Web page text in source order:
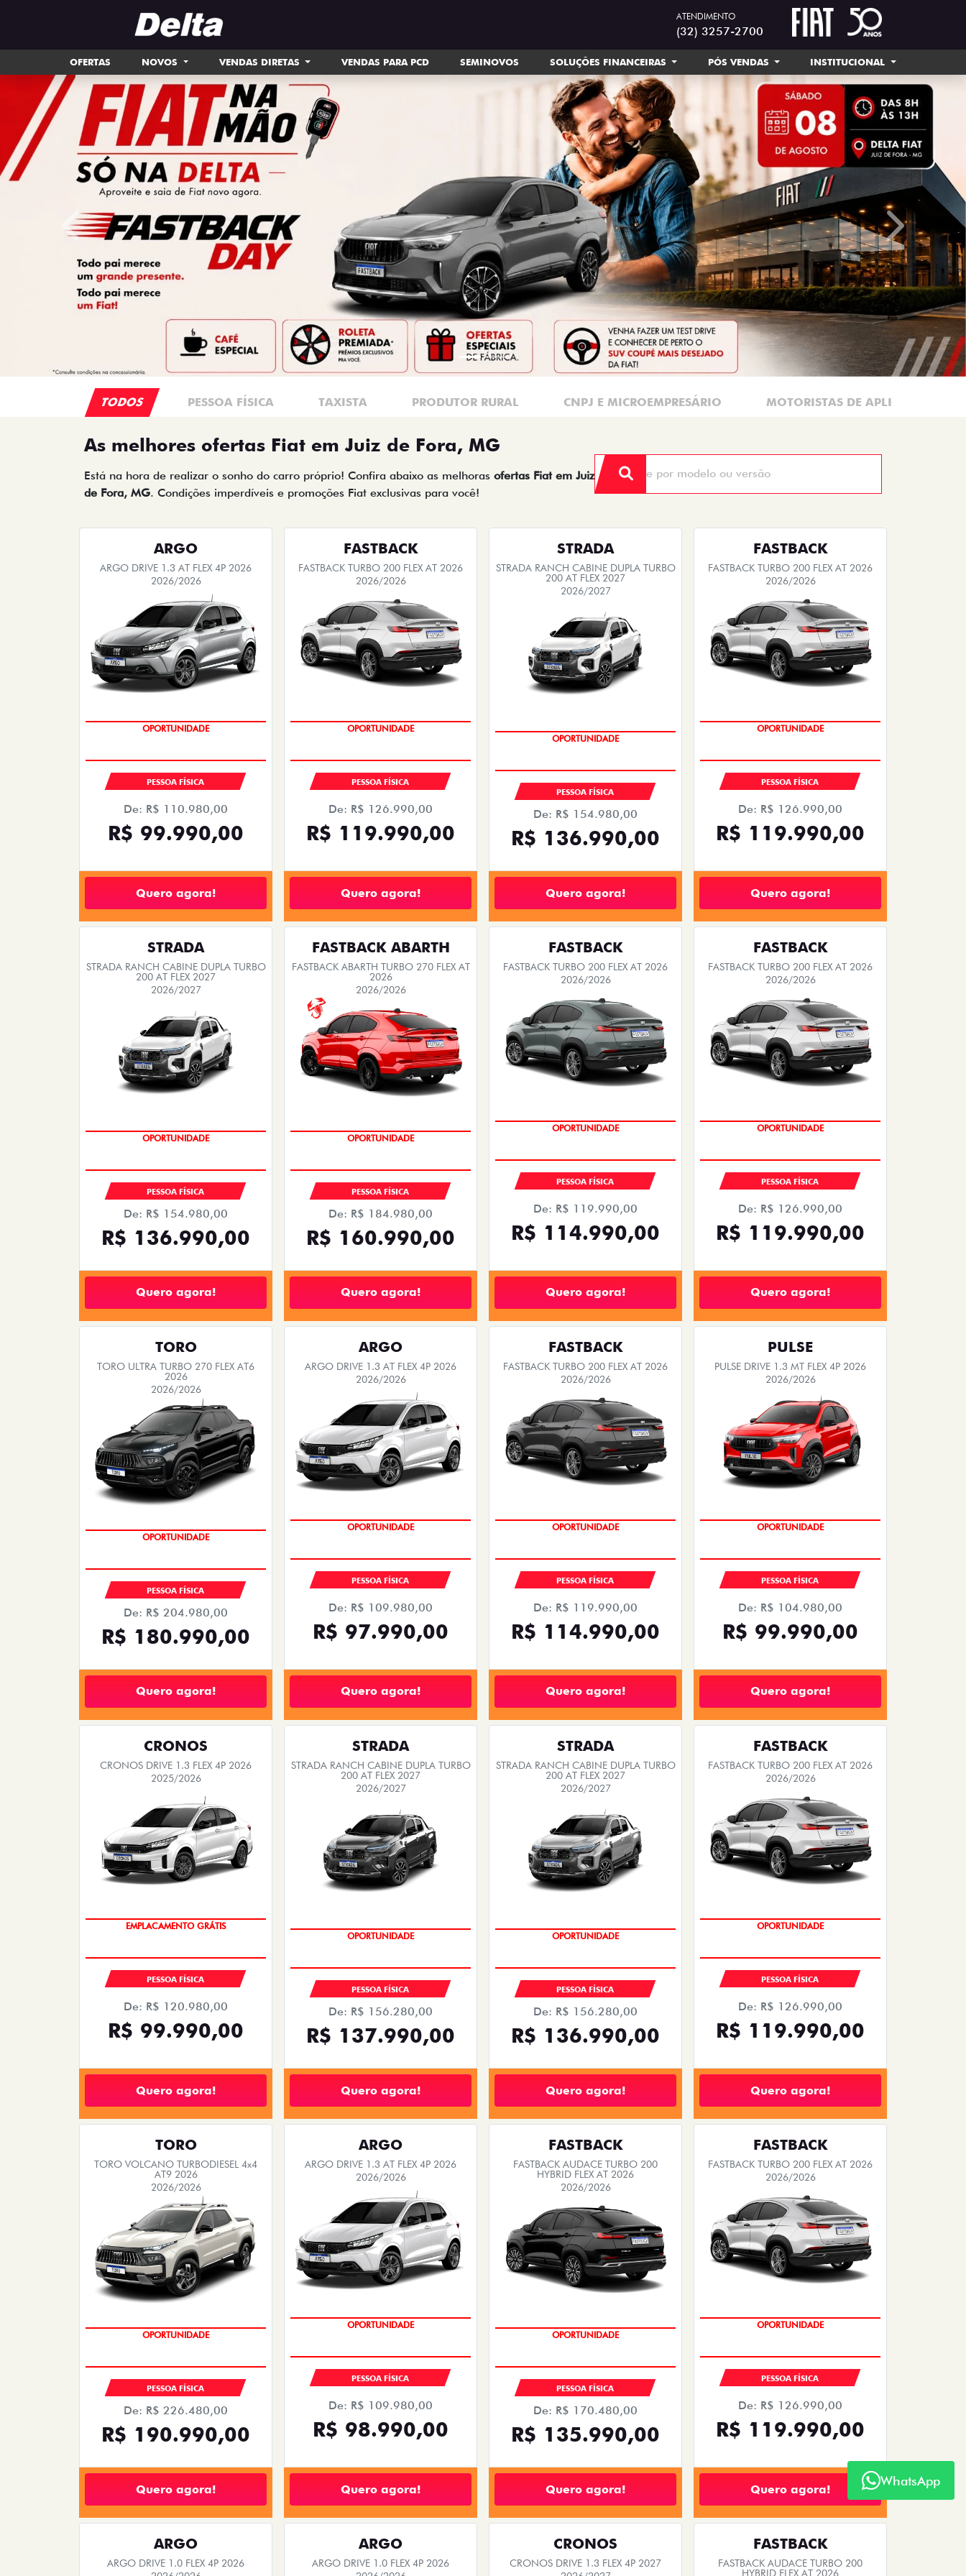
ATENDIMENTO
(32) 3257-2700
OFERTAS NOVOS VENDAS DIRETAS VENDAS PARA PCD SEMINOVOS SOLUÇÕES FINANCEIRAS PÓS VENDAS INSTITUCIONAL
templates.template-01.components.carousel.texts.control_prev
PESSOA FÍSICA TAXISTA PRODUTOR RURAL CNPJ E MICROEMPRESÁRIO MOTORISTAS DE APLICATIVOS
As melhores ofertas Fiat em Juiz de Fora, MG
de Fora, MG. Condições imperdíveis e promoções Fiat exclusivas para você!
ARGO
2026/2026
EMPLACAMENTO GRÁTIS
PESSOA FÍSICA
De: R$ 110.980,00
R$ 99.990,00
Quero agora!
FASTBACK
2026/2026
EMPLACAMENTO GRÁTIS
PESSOA FÍSICA
De: R$ 126.990,00
R$ 119.990,00
Quero agora!
STRADA
200 AT FLEX 2027
EMPLACAMENTO GRÁTIS
PESSOA FÍSICA
R$ 136.990,00
Quero agora!
FASTBACK
2026/2026
EMPLACAMENTO GRÁTIS
PESSOA FÍSICA
De: R$ 126.990,00
R$ 119.990,00
Quero agora!
STRADA
200 AT FLEX 2027
2026/2027
EMPLACAMENTO GRÁTIS
PESSOA FÍSICA
R$ 136.990,00
Quero agora!
FASTBACK ABARTH
2026
2026/2026
EMPLACAMENTO GRÁTIS
PESSOA FÍSICA
R$ 160.990,00
Quero agora!
FASTBACK
2026/2026
EMPLACAMENTO GRÁTIS
PESSOA FÍSICA
De: R$ 119.990,00
R$ 114.990,00
Quero agora!
FASTBACK
2026/2026
EMPLACAMENTO GRÁTIS
PESSOA FÍSICA
De: R$ 126.990,00
R$ 119.990,00
Quero agora!
TORO
2026
EMPLACAMENTO GRÁTIS
PESSOA FÍSICA
R$ 180.990,00
Quero agora!
ARGO
2026/2026
EMPLACAMENTO GRÁTIS
PESSOA FÍSICA
De: R$ 109.980,00
R$ 97.990,00
Quero agora!
FASTBACK
2026/2026
EMPLACAMENTO GRÁTIS
PESSOA FÍSICA
De: R$ 119.990,00
R$ 114.990,00
Quero agora!
PULSE
2026/2026
EMPLACAMENTO GRÁTIS
PESSOA FÍSICA
De: R$ 104.980,00
R$ 99.990,00
Quero agora!
CRONOS
2025/2026
OPORTUNIDADE
PESSOA FÍSICA
De: R$ 120.980,00
R$ 99.990,00
Quero agora!
STRADA
200 AT FLEX 2027
EMPLACAMENTO GRÁTIS
PESSOA FÍSICA
R$ 137.990,00
Quero agora!
STRADA
200 AT FLEX 2027
EMPLACAMENTO GRÁTIS
PESSOA FÍSICA
R$ 136.990,00
Quero agora!
FASTBACK
2026/2026
EMPLACAMENTO GRÁTIS
PESSOA FÍSICA
De: R$ 126.990,00
R$ 119.990,00
Quero agora!
TORO
AT9 2026
EMPLACAMENTO GRÁTIS
PESSOA FÍSICA
R$ 190.990,00
Quero agora!
ARGO
2026/2026
EMPLACAMENTO GRÁTIS
PESSOA FÍSICA
De: R$ 109.980,00
R$ 98.990,00
Quero agora!
FASTBACK
HYBRID FLEX AT 2026
EMPLACAMENTO GRÁTIS
PESSOA FÍSICA
R$ 135.990,00
Quero agora!
FASTBACK
2026/2026
EMPLACAMENTO GRÁTIS
PESSOA FÍSICA
De: R$ 126.990,00
R$ 119.990,00
Quero agora!
ARGO
2026/2026
ARGO
2026/2026
CRONOS
2026/2027
FASTBACK
HYBRID FLEX AT 2026
2026/2026
WhatsApp